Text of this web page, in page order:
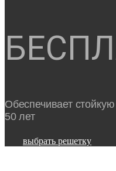
Обеспечивает
50 лет
выбрать решетку